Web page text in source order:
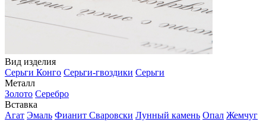
Вид изделия
Серьги Конго Серьги-гвоздики Серьги
Металл
Золото Серебро
Вставка
Агат Эмаль Фианит Сваровски Лунный камень Опал Жемчуг